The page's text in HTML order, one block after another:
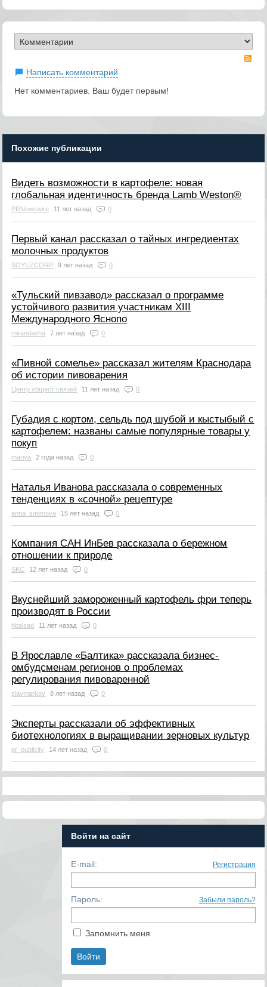
Написать комментарий
Нет комментариев. Ваш будет первым!
Похожие публикации
Видеть возможности в картофеле: новая
глобальная идентичность бренда Lamb Weston®
PRNewswire 11 лет назад 0
Первый канал рассказал о тайных ингредиентах
молочных продуктов
SOYUZCORP 9 лет назад 0
«Тульский пивзавод» рассказал о программе
устойчивого развития участникам XIII
Международного Яснопо
mirandasha 7 лет назад 0
«Пивной сомелье» рассказал жителям Краснодара
об истории пивоварения
Центр общест связей 11 лет назад 0
Губадия с кортом, сельдь под шубой и кыстыбый с
картофелем: названы самые популярные товары у
покуп
mariya 2 года назад 0
Наталья Иванова рассказала о современных
тенденциях в «сочной» рецептуре
anna_smirnova 15 лет назад 0
Компания САН ИнБев рассказала о бережном
отношении к природе
SKC 12 лет назад 0
Вкуснейший замороженный картофель фри теперь
производят в России
hbaisad 11 лет назад 0
В Ярославле «Балтика» рассказала бизнес-
омбудсменам регионов о проблемах
регулирования пивоваренной
slavmarkov 8 лет назад 0
Эксперты рассказали об эффективных
биотехнологиях в выращивании зерновых культур
pr_publicity 14 лет назад 0
Войти на сайт
E-mail: Регистрация
Пароль: Забыли пароль?
Запомнить меня